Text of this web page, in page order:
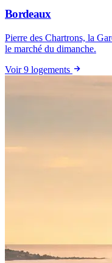
Bordeaux
Pierre des Chartrons, la
le marché du dimanche.
Voir 9 logements